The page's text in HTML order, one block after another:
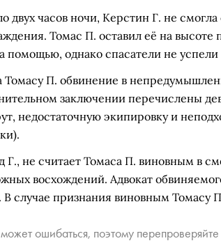
двух часов ночи, Керстин Г. не
Томас П. оставил её на высоте
помощью, однако спасатели не
Томасу П. обвинение в
заключении перечислены
недостаточную экипировку и
Г., не считает Томаса П. виновным в
восхождений. Адвокат
В случае признания виновным Томасу
ошибаться, поэтому перепроверяйте